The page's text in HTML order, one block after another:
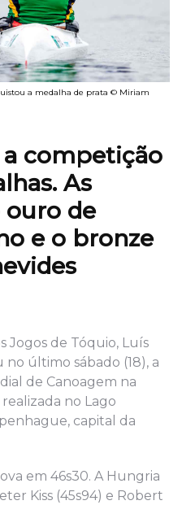
a medalha de prata © Miriam
competição
As
ouro de
e o bronze
Jogos de Tóquio, Luís
último sábado (18), a
de Canoagem na
no Lago
capital da
em 46s30. A Hungria
Kiss (45s94) e Robert